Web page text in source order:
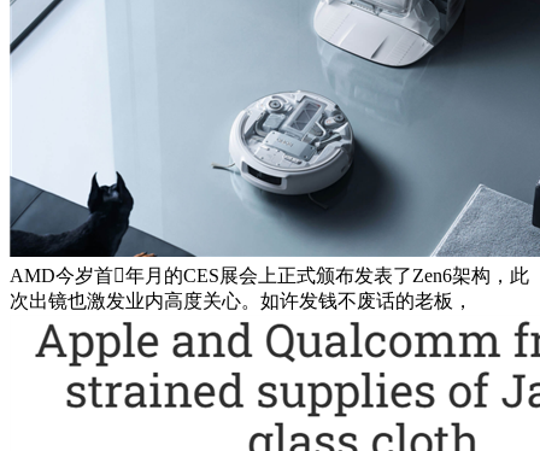
AMD今岁首年月的CES展会上正式颁布发表了Zen6架构，此
次出镜也激发业内高度关心。如许发钱不废话的老板，